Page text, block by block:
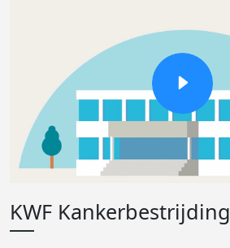
KWF Kankerbestrijding